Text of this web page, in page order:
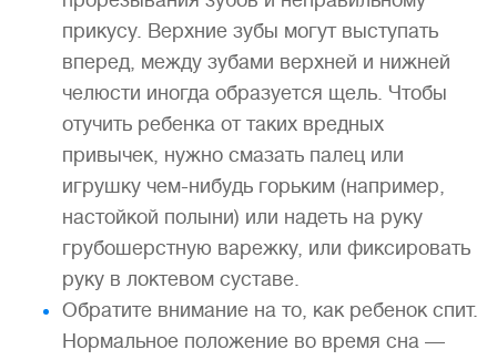
прикусу. Верхние зубы могут выступать
вперед, между зубами верхней и нижней
челюсти иногда образуется щель. Чтобы
отучить ребенка от таких вредных
привычек, нужно смазать палец или
игрушку чем-нибудь горьким (например,
настойкой полыни) или надеть на руку
грубошерстную варежку, или фиксировать
руку в локтевом суставе.
Обратите внимание на то, как ребенок спит.
Нормальное положение во время сна —